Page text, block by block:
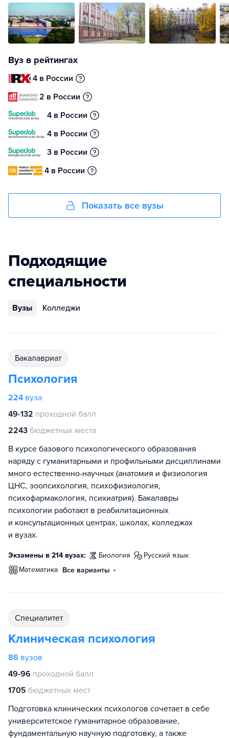
Вуз в рейтингах
4 в России
2 в России
4 в России
4 в России
3 в России
4 в России
Показать все вузы
Подходящие
специальности
Вузы Колледжи
бакалавриат
Психология
224 вуза
49-132 проходной балл
2243 бюджетных места
В курсе базового психологического образования
наряду с гуманитарными и профильными дисциплинами
много естественно-научных (анатомия и физиология
ЦНС, зоопсихология, психофизиология,
психофармакология, психиатрия). Бакалавры
психологии работают в реабилитационных
и консультационных центрах, школах, колледжах
и вузах.
Экзамены в 214 вузах: биология
русский язык
математика Все варианты
специалитет
Клиническая психология
86 вузов
49-96 проходной балл
1705 бюджетных мест
Подготовка клинических психологов сочетает в себе
университетское гуманитарное образование,
фундаментальную научную подготовку, а также